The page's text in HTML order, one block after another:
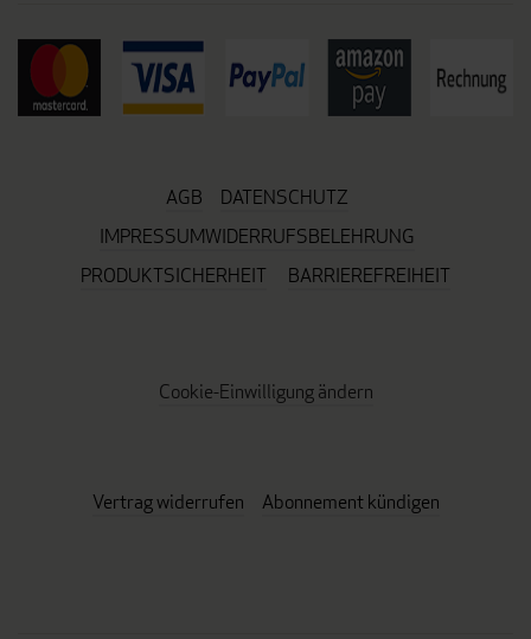
AGB
DATENSCHUTZ
IMPRESSUMWIDERRUFSBELEHRUNG
PRODUKTSICHERHEIT
BARRIEREFREIHEIT
Cookie-Einwilligung ändern
Vertrag widerrufen Abonnement kündigen